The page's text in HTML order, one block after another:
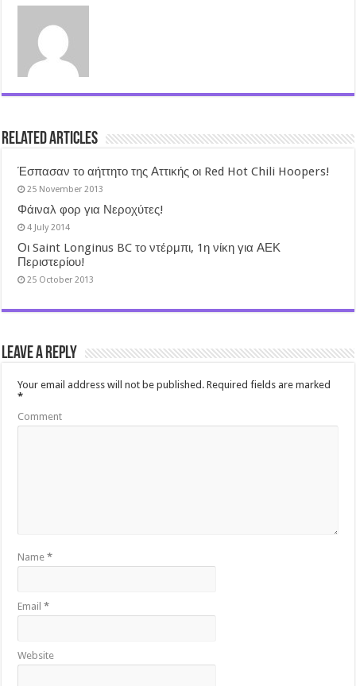
Related Articles
Έσπασαν το αήττητο της Αττικής οι Red Hot Chili Hoopers!
25 November 2013
Φάιναλ φορ για Νεροχύτες!
4 July 2014
Οι Saint Longinus BC το ντέρμπι, 1η νίκη για ΑΕΚ
Περιστερίου!
25 October 2013
Leave a Reply
Your email address will not be published. Required fields are marked
*
Comment
Name*
Email*
Website